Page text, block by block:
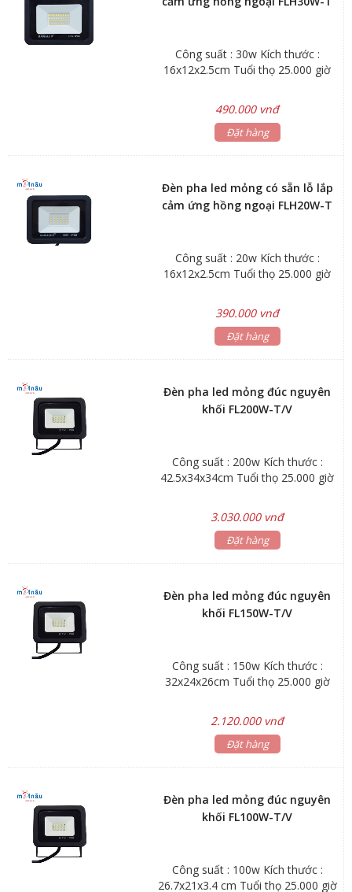
Công suất : 30w Kích thước :
16x12x2.5cm Tuổi thọ 25.000 giờ
490.000 vnđ
Đặt hàng
Đèn pha led mỏng có sẵn lỗ lắp
cảm ứng hồng ngoại FLH20W-T
Công suất : 20w Kích thước :
16x12x2.5cm Tuổi thọ 25.000 giờ
390.000 vnđ
Đặt hàng
Đèn pha led mỏng đúc nguyên
khối FL200W-T/V
Công suất : 200w Kích thước :
42.5x34x34cm Tuổi thọ 25.000 giờ
3.030.000 vnđ
Đặt hàng
Đèn pha led mỏng đúc nguyên
khối FL150W-T/V
Công suất : 150w Kích thước :
32x24x26cm Tuổi thọ 25.000 giờ
2.120.000 vnđ
Đặt hàng
Đèn pha led mỏng đúc nguyên
khối FL100W-T/V
Công suất : 100w Kích thước :
26.7x21x3.4 cm Tuổi thọ 25.000 giờ